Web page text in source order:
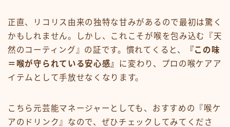
正直、リコリス由来の独特な甘みがあるので最初は驚く
かもしれません。しかし、これこそが喉を包み込む『天
然のコーティング』の証です。慣れてくると、
『この味
＝喉が守られている安心感』
に変わり、プロの喉ケアア
イテムとして手放せなくなります。
こちら元芸能マネージャーとしても、おすすめの『喉ケ
アのドリンク』なので、ぜひチェックしてみてくださ